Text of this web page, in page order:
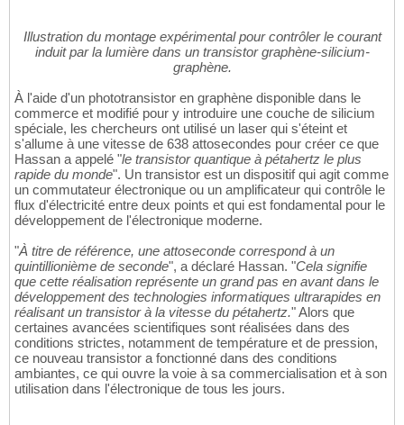
Illustration du montage expérimental pour contrôler le courant
induit par la lumière dans un transistor graphène-silicium-
graphène.
À l'aide d'un phototransistor en graphène disponible dans le
commerce et modifié pour y introduire une couche de silicium
spéciale, les chercheurs ont utilisé un laser qui s'éteint et
s'allume à une vitesse de 638 attosecondes pour créer ce que
Hassan a appelé "le transistor quantique à pétahertz le plus
rapide du monde". Un transistor est un dispositif qui agit comme
un commutateur électronique ou un amplificateur qui contrôle le
flux d'électricité entre deux points et qui est fondamental pour le
développement de l'électronique moderne.
"À titre de référence, une attoseconde correspond à un
quintillionième de seconde", a déclaré Hassan. "Cela signifie
que cette réalisation représente un grand pas en avant dans le
développement des technologies informatiques ultrarapides en
réalisant un transistor à la vitesse du pétahertz." Alors que
certaines avancées scientifiques sont réalisées dans des
conditions strictes, notamment de température et de pression,
ce nouveau transistor a fonctionné dans des conditions
ambiantes, ce qui ouvre la voie à sa commercialisation et à son
utilisation dans l'électronique de tous les jours.